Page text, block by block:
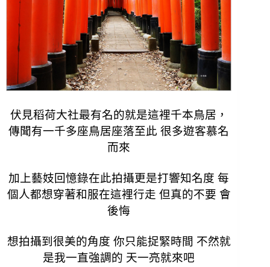
伏見稻荷大社最有名的就是這裡千本鳥居，
傳聞有一千多座鳥居座落至此 很多遊客慕名
而來
加上藝妓回憶錄在此拍攝更是打響知名度 每
個人都想穿著和服在這裡行走 但真的不要 會
後悔
想拍攝到很美的角度 你只能捉緊時間 不然就
是我一直強調的 天一亮就來吧